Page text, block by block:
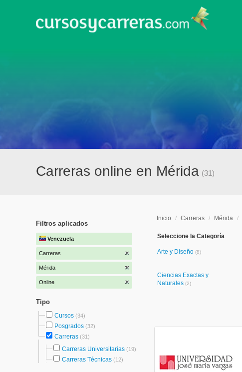
Carreras online en Mérida (31)
Filtros aplicados
Venezuela
Carreras
Mérida
Online
Tipo
Cursos (34)
Posgrados (32)
Carreras (31)
Carreras Universitarias (19)
Carreras Técnicas (12)
Inicio / Carreras / Mérida /
Seleccione la Categoría
Arte y Diseño (8)
Ciencias Exactas y
Naturales (2)